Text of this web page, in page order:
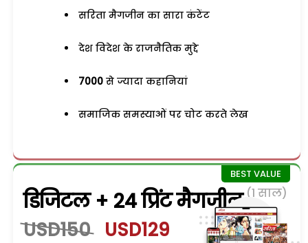
सरिता मैगजीन का सारा कंटेंट
देश विदेश के राजनैतिक मुद्दे
7000 से ज्यादा कहानियां
समाजिक समस्याओं पर चोट करते लेख
डिजिटल + 24 प्रिंट मैगजीन (1 साल)
USD150 USD129